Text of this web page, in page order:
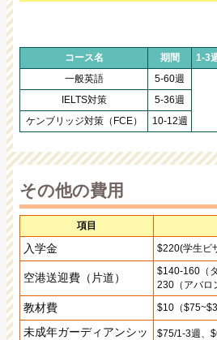
コース名 期間 1-3
一般英語
5-60週
IELTS対策
5-36週
ケンブリッジ対策（FCE）
10-12週
その他の費用
項目
入学金 $220(学生ビ
空港送迎費（片道）
$140-160（
230（アバロ
教材費 $10（
未成年ガーディアンシッ
$75/1-3週、